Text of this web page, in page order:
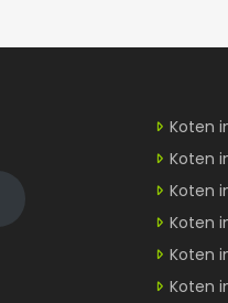
Koten
Koten
Koten
Koten
Koten
Koten